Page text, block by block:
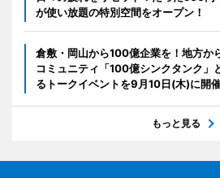
が使い放題の特別空間をオープン！
倉敷・岡山から100億企業を！地方か
コミュニティ「100億シンクタンク」
るトークイベントを9月10日(木)に開
もっと見る